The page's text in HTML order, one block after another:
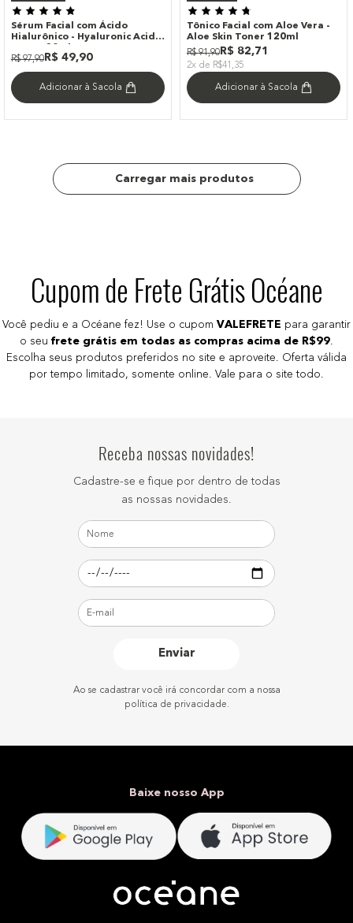
Sérum Facial com Ácido
Hialurônico - Hyaluronic Acid
R$ 97,90R$ 49,90
Adicionar à Sacola
Tônico Facial com Aloe Vera -
Aloe Skin Toner 120ml
R$ 91,90R$ 82,71
2x de R$41,35
Adicionar à Sacola
Cupom de Frete Grátis Océane
Você pediu e a Océane fez! Use o cupom VALEFRETE para garantir
o seu frete grátis em todas as compras acima de R$99.
Escolha seus produtos preferidos no site e aproveite. Oferta válida
por tempo limitado, somente online. Vale para o site todo.
Receba nossas novidades!
Cadastre-se e fique por dentro de todas
as nossas novidades.
Enviar
Ao se cadastrar você irá concordar com a nossa
política de privacidade.
Baixe nosso App